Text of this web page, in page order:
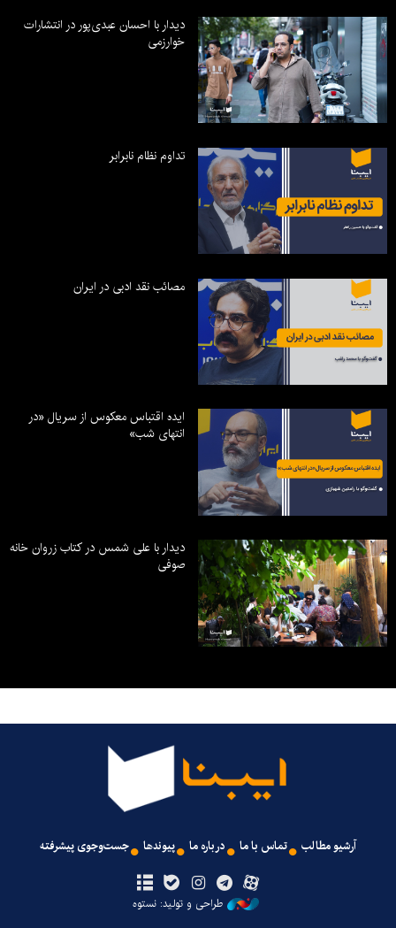
دیدار با احسان عبدی‌پور در انتشارات
خوارزمی
تداوم نظام نابرابر
مصائب نقد ادبی در ایران
ایده اقتباس معکوس از سریال «در
انتهای شب»
دیدار با علی شمس در کتاب زروان خانه
صوفی
آرشیو مطالب تماس با ما درباره ما پیوندها جست‌وجوی پیشرفته
طراحی و تولید: نستوه